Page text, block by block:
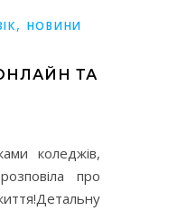
, НОВИНИ
ТА
коледжів,
про